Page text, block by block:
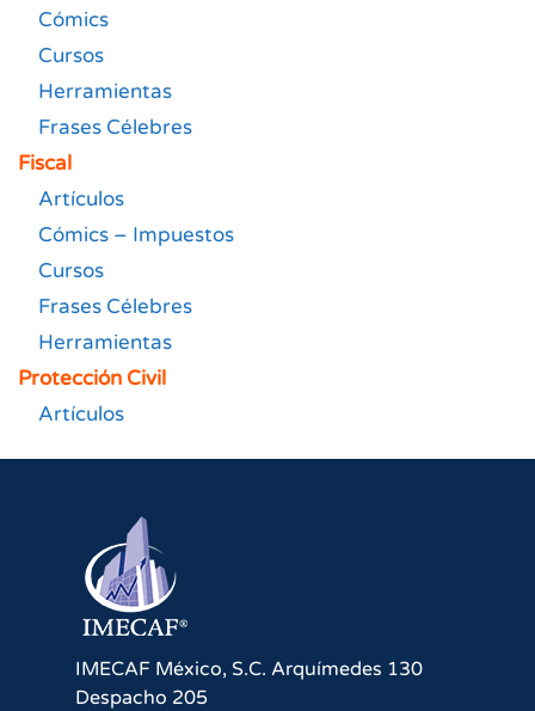
Cómics
Cursos
Herramientas
Frases Célebres
Fiscal
Artículos
Cómics – Impuestos
Cursos
Frases Célebres
Herramientas
Protección Civil
Artículos
IMECAF México, S.C. Arquímedes 130
Despacho 205